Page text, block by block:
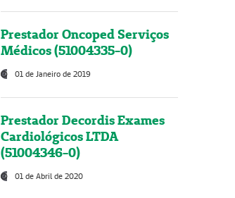
Prestador Oncoped Serviços
Médicos (51004335-0)
01 de Janeiro de 2019
Prestador Decordis Exames
Cardiológicos LTDA
(51004346-0)
01 de Abril de 2020